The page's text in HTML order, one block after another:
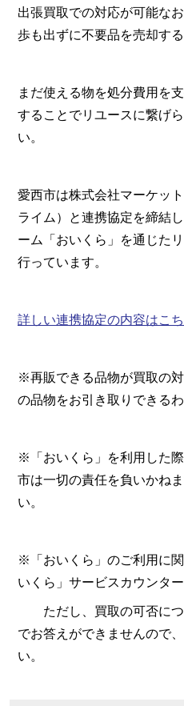
出張買取での対応が可能な
歩も出ずに不要品を売却す
まだ使える物を処分費用を
することでリユースに繋げ
い。
愛西市は株式会社マーケッ
ライム）と連携協定を締結
ーム「おいくら」を通じた
行っています。
詳しい連携協定の内容はこ
※再販できる品物が買取の
の品物をお引き取りできる
※「おいくら」を利用した
市は一切の責任を負いかね
い。
※「おいくら」のご利用に
いくら」サービスカウンタ
ただし、買取の可否につ
でお答えができませんので
い。